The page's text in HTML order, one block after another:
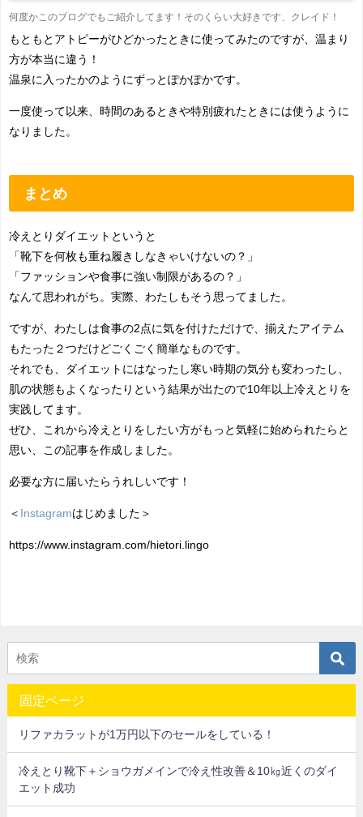
何度かこのブログでもご紹介してます！そのくらい大好きです、クレイド！
もともとアトピーがひどかったときに使ってみたのですが、温まり
方が本当に違う！
温泉に入ったかのようにずっとぽかぽかです。
一度使って以来、時間のあるときや特別疲れたときには使うように
なりました。
まとめ
冷えとりダイエットというと
「靴下を何枚も重ね履きしなきゃいけないの？」
「ファッションや食事に強い制限があるの？」
なんて思われがち。実際、わたしもそう思ってました。
ですが、わたしは食事の2点に気を付けただけで、揃えたアイテム
もたった２つだけどごくごく簡単なものです。
それでも、ダイエットにはなったし寒い時期の気分も変わったし、
肌の状態もよくなったりという結果が出たので10年以上冷えとりを
実践してます。
ぜひ、これから冷えとりをしたい方がもっと気軽に始められたらと
思い、この記事を作成しました。
必要な方に届いたらうれしいです！
＜ Instagramはじめました＞
https://www.instagram.com/hietori.lingo
固定ページ
リファカラットが1万円以下のセールをしている！
冷えとり靴下＋ショウガメインで冷え性改善＆10㎏近くのダイ
エット成功